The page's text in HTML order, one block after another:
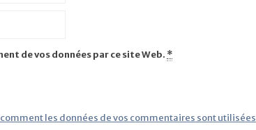
de vos données par ce site Web. *
comment les données de vos commentaires sont utilisées